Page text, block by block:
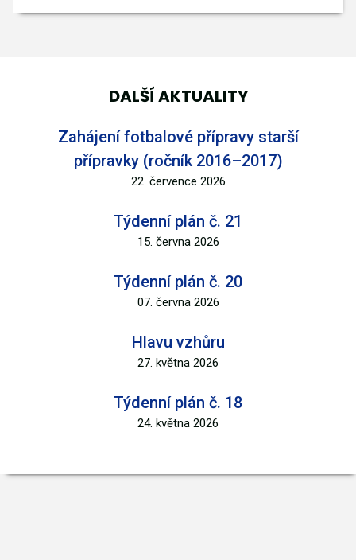
DALŠÍ AKTUALITY
Zahájení fotbalové přípravy starší
přípravky (ročník 2016–2017)
22. července 2026
Týdenní plán č. 21
15. června 2026
Týdenní plán č. 20
07. června 2026
Hlavu vzhůru
27. května 2026
Týdenní plán č. 18
24. května 2026